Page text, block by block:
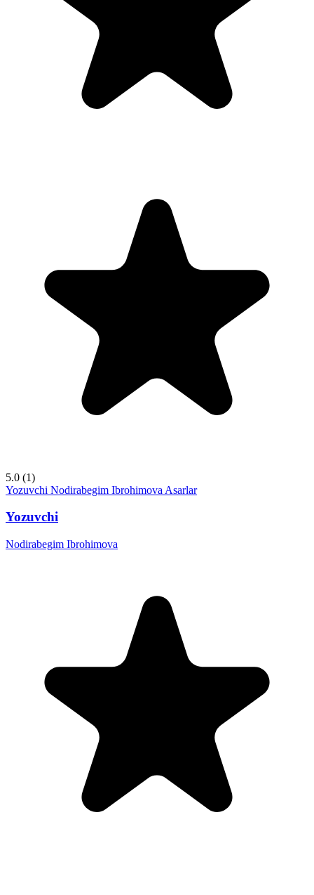
5.0 (1)
Yozuvchi Nodirabegim Ibrohimova Asarlar
Yozuvchi
Nodirabegim Ibrohimova